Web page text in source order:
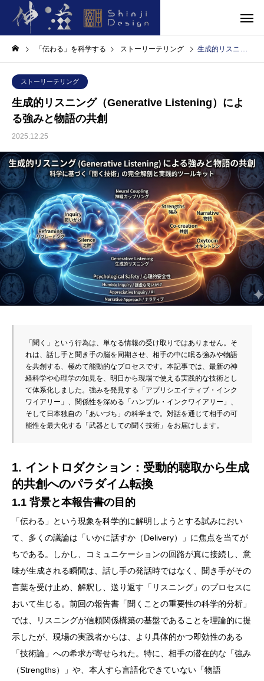
「伝わる」を科学する ストーリーテリング 生成的リスニング（Generative Listening）による強みと物語の共創
ストーリーテリング
生成的リスニング（Generative Listening）によ
る強みと物語の共創
2025.12.25
「聞く」という行為は、単なる情報の受け取りではありません。そ
れは、話し手と聞き手の脳を同期させ、相手の中に眠る強みや物語
を共創する、極めて能動的なプロセスです。本記事では、最新の神
経科学や心理学の知見を、明日から現場で使える実践的な技術とし
て体系化しました。強みを発見する「アプリシエイティブ・インク
ワイアリー」、関係性を深める「ハンブル・インクワイアリー」、
そして日本独自の「あいづち」の科学まで。対話を通じて相手の可
能性を最大化する「武器としての聞く技術」をお届けします。
1. イントロダクション：受動的聴取から生成
的共創へのパラダイム転換
1.1 背景と本報告書の目的
「伝わる」という現象を科学的に解明しようとする試みにおい
て、多くの議論は「いかに話すか（Delivery）」に焦点を当てが
ちである。しかし、コミュニケーションの回路が真に接続し、意
味が生成される瞬間は、話し手の発話時ではなく、聞き手がその
言葉を受け止め、解釈し、送り返す「リスニング」のプロセスに
おいて生じる。 前回の報告書「聞くことの重要性の科学的分析」
では、リスニングが信頼関係構築の基盤であることを理論的に提
示したが、現場の実践者からは、より具体的かつ即効性のある
「技術論」への希求が寄せられた。特に、相手の潜在的な「強み
（Strengths）」や、本人すら言語化できていない「物語